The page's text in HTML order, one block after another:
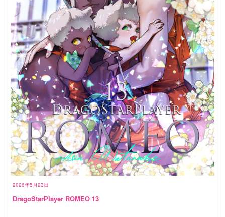
2026年5月23日
DragoStarPlayer ROMEO 13